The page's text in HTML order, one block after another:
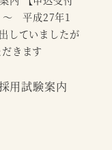
用試験案内
平成27年1
していましたが
だきます